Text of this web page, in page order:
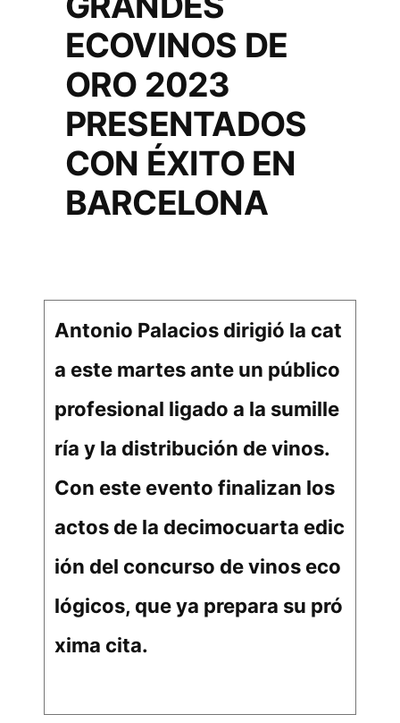
ECOVINOS DE
ORO 2023
PRESENTADOS
CON ÉXITO EN
BARCELONA
Antonio Palacios dirigió la cat
a este martes ante un público
profesional ligado a la sumille
ría y la distribución de vinos.
Con este evento finalizan los
actos de la decimocuarta edic
ión del concurso de vinos eco
lógicos, que ya prepara su pró
xima cita.